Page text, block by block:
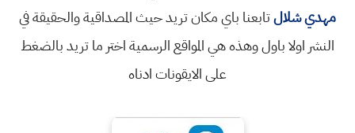
مهدي شلالتابعنا باي مكان تريد حيث المصداقية والحقيقة في
النشر اولا باول وهذه هي المواقع الرسمية اختر ما تريد بالضغط
على الايقونات ادناه